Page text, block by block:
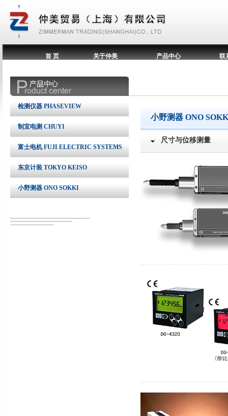
首 页 关于仲美 产品中心 联
检测仪器 PHASEVIEW
制宜电测 CHUYI
富士电机 FUJI ELECTRIC SYSTEMS
东京计装 TOKYO KEISO
小野测器 ONO SOKKI
小野测器 ONO
尺寸与位移测量